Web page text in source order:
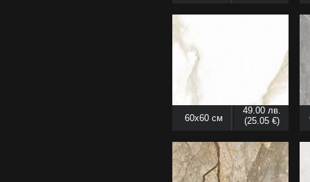
60x60 см
49.00 лв.
(25.05 €)